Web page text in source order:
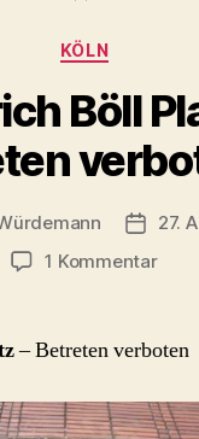
Kategorien
KÖLN
Böll
27.
1 Kommentarzu
Platz
– Betreten verboten